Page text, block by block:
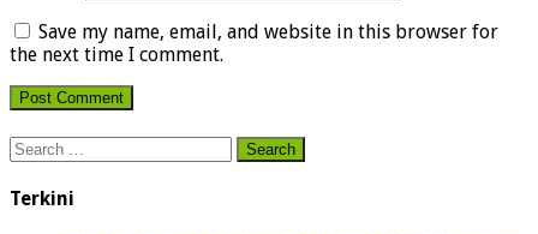
Save my name, email, and website in this browser for
the next time I comment.
Search
for:
Terkini